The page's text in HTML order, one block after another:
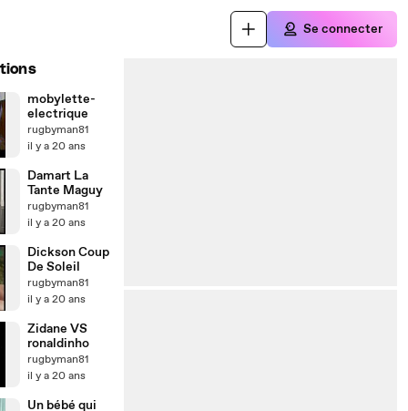
Se connecter
mobylette-
electrique
rugbyman81
il y a 20 ans
Damart La
Tante Maguy
rugbyman81
il y a 20 ans
Dickson Coup
De Soleil
rugbyman81
il y a 20 ans
Zidane VS
ronaldinho
rugbyman81
il y a 20 ans
Un bébé qui